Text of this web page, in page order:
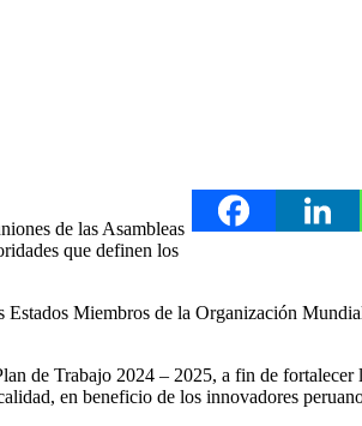
de las Asambleas
que definen los
Miembros de la Organización
de Trabajo 2024 – 2025, a fin de fortalecer
en beneficio de los innovadores